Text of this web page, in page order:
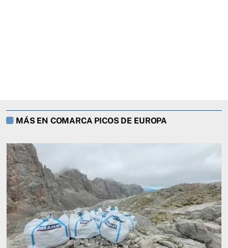
MÁS EN COMARCA PICOS DE EUROPA